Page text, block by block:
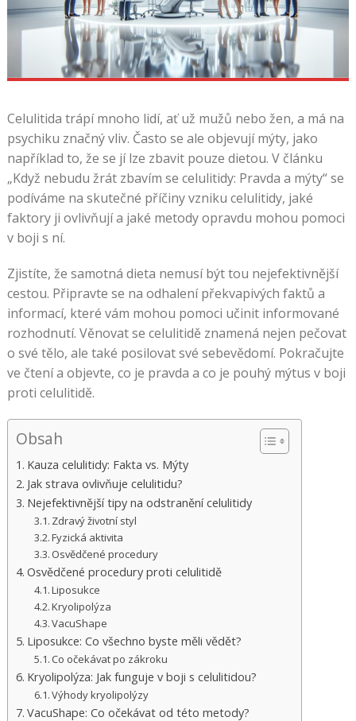
Celulitida trápí mnoho lidí, ať už mužů nebo žen, a má na
psychiku značný vliv. Často se ale objevují mýty, jako
například to, že se jí lze zbavit pouze dietou. V článku
„Když nebudu žrát zbavím se celulitidy: Pravda a mýty“ se
podíváme na skutečné příčiny vzniku celulitidy, jaké
faktory ji ovlivňují a jaké metody opravdu mohou pomoci
v boji s ní.
Zjistíte, že samotná dieta nemusí být tou nejefektivnější
cestou. Připravte se na odhalení překvapivých faktů a
informací, které vám mohou pomoci učinit informované
rozhodnutí. Věnovat se celulitidě znamená nejen pečovat
o své tělo, ale také posilovat své sebevědomí. Pokračujte
ve čtení a objevte, co je pravda a co je pouhý mýtus v boji
proti celulitidě.
Obsah
Kauza celulitidy: Fakta vs. Mýty
Jak strava ovlivňuje celulitidu?
Nejefektivnější tipy na odstranění celulitidy
Zdravý životní styl
Fyzická aktivita
Osvědčené procedury
Osvědčené procedury proti celulitidě
Liposukce
Kryolipolýza
VacuShape
Liposukce: Co všechno byste měli vědět?
Co očekávat po zákroku
Kryolipolýza: Jak funguje v boji s celulitidou?
Výhody kryolipolýzy
VacuShape: Co očekávat od této metody?